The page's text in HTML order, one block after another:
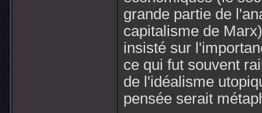
grande partie de
capitalisme de
insisté sur
ce qui fut souvent
de l'idéalisme
pensée serait